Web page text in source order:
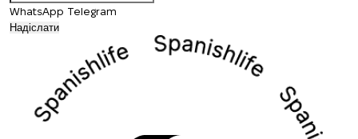
WhatsApp Telegram
Надіслати